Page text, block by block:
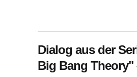
Dialog aus der
Big Bang Theory"